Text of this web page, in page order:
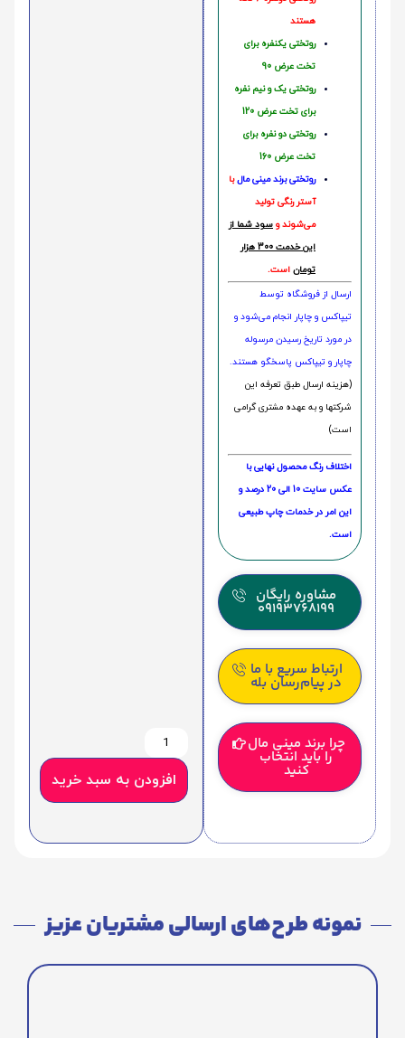
هستند
روتختی یکنفره برای
تخت عرض 90
روتختی یک و نیم نفره
برای تخت عرض 120
روتختی دو نفره برای
تخت عرض 160
روتختی‌ برند مینی مالبا
آستر رنگی تولید
می‌شوند و سود شما از
این خدمت 300 هزار
تومان است.
ارسال از فروشگاه توسط
تیپاکس و چاپار انجام می‌شود و
در مورد تاریخ رسیدن مرسوله
چاپار و تیپاکس پاسخگو هستند.
(هزینه ارسال طبق تعرفه این
شرکتها و به عهده مشتری گرامی
است)
اختلاف رنگ محصول نهایی با
عکس سایت 10 الی 20 درصد و
این امر در خدمات چاپ طبیعی
است.
مشاوره رایگان
09193768199
ارتباط سریع با ما
در پیام‌رسان بله
چرا برند مینی مال
را باید انتخاب
کنید افزودن به سبد خرید
نمونه طرح‌های ارسالی مشتریان عزیز